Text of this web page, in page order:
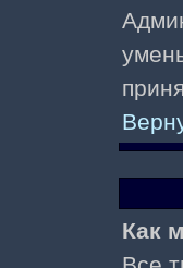
Как